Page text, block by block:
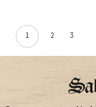
1 2 3